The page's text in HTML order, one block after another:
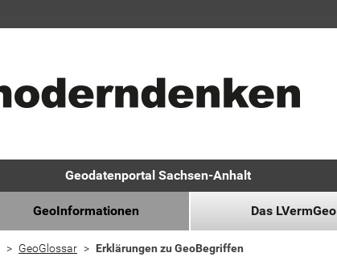
Geodatenportal Sachsen-Anhalt
GeoInformationen Das LVermGeo
GeoGlossar Erklärungen zu GeoBegriffen